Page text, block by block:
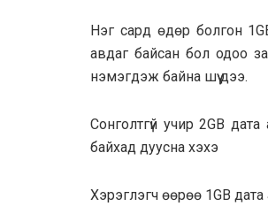
Нэг сард өдөр болгон
авдаг байсан бол одоо
нэмэгдэж байна шүү дээ.
Сонголтгүй учир 2GB
байхад дуусна хэхэ
Хэрэглэгч өөрөө 1GB дата